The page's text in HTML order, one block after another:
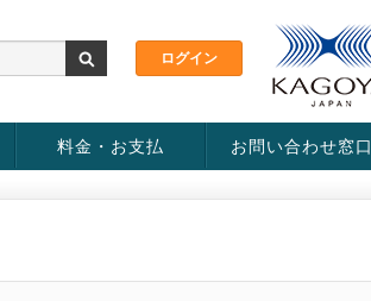
料金・お支払 お問い合わせ窓口